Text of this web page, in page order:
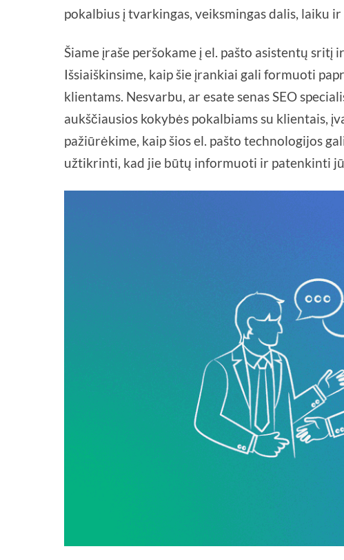
pokalbius į tvarkingas, veiksmingas dalis, laiku ir
Šiame įraše peršokame į el. pašto asistentų sritį
Išsiaiškinsime, kaip šie įrankiai gali formuoti
klientams. Nesvarbu, ar esate senas SEO
aukščiausios kokybės pokalbiams su klientais,
pažiūrėkime, kaip šios el. pašto technologijos
užtikrinti, kad jie būtų informuoti ir patenkinti